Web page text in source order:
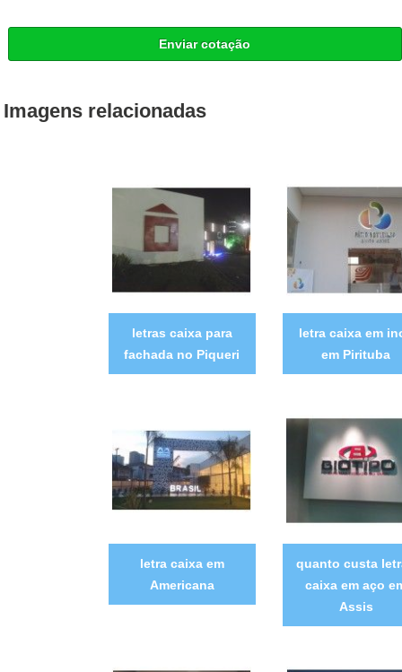
Enviar cotação
Imagens relacionadas
letras caixa para
fachada no Piqueri
letra caixa em
em Pirituba
letra caixa em
Americana
quanto custa
caixa em aço
Assis